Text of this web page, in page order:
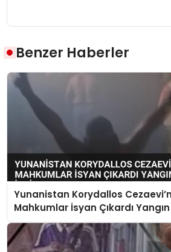
Benzer Haberler
Yunanistan Korydallos
Mahkumlar İsyan Çıkardı
İddiaları Var